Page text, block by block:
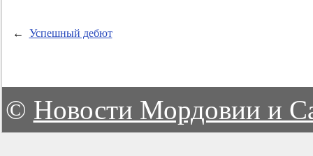
← Успешный дебют
© Новости Мордовии и